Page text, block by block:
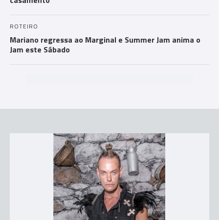
ROTEIRO
Mariano regressa ao Marginal e Summer Jam anima o
Jam este Sábado